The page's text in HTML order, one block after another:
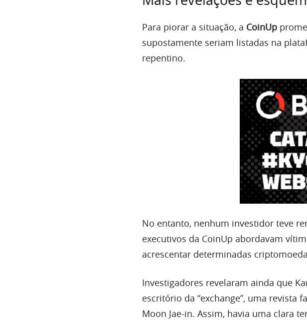
Para piorar a situação, a CoinUp
supostamente seriam listadas na
repentino.
No entanto, nenhum investidor teve
executivos da CoinUp abordavam
acrescentar determinadas
Investigadores revelaram ainda que
escritório da “exchange”, uma revista
Moon Jae-in. Assim, havia uma clara